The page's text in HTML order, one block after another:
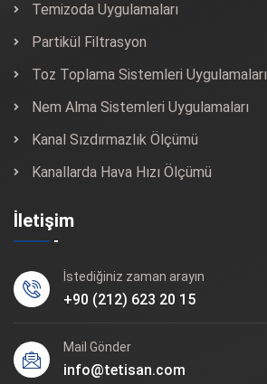
Temizoda Uygulamaları
Partikül Filtrasyon
Toz Toplama Sistemleri Uygulamaları
Nem Alma Sistemleri Uygulamaları
Kanal Sızdırmazlık Ölçümü
Kanallarda Hava Hızı Ölçümü
İletişim
İstediğiniz zaman arayın
+90 (212) 623 20 15
Mail Gönder
info@tetisan.com